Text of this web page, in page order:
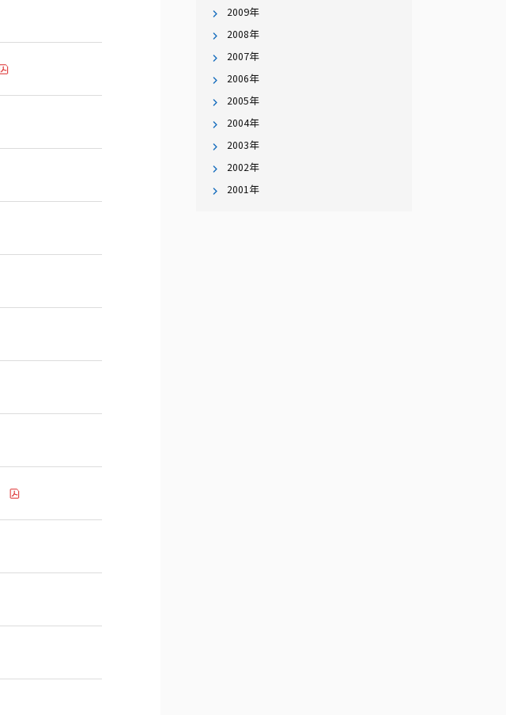
2009年
2008年
2007年
2006年
2005年
2004年
2003年
2002年
2001年